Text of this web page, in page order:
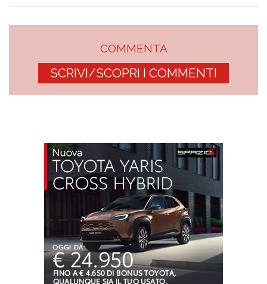
COMMENTA
SCRIVI/SCOPRI I COMMENTI